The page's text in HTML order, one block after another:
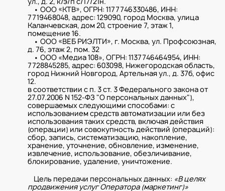
• ООО «КТВ», ОГРН: 1177746330486, ИНН:
7719468048, адрес: 129090, город Москва, улица
Каланчевская, дом 20, строение 7, этаж 1,
помещение 16.
• ООО «ВЕБ РИЭЛТИ», г. Москва, ул. Профсоюзная,
д. 76, этаж 2, пом. 32
• ООО «Медиа 108», ОГРН: 1137746464954, ИНН:
7728845285, адрес: 603098, Нижегородская область,
город Нижний Новгород, Артельная ул., д. 37б, офис
12.
в соответствии с п. 3 ст. 3 Федерального закона от
27.07.2006 N 152-ФЗ "О персональных данных"),
совершаемых следующими способами: с
использованием средств автоматизации или без
использования таких средств, включая действия
(операции) или совокупность действий (операций):
сбор, запись, систематизацию, накопление,
хранение, уточнение, обновление, изменение,
извлечение, использование, обезличивание,
блокирование, удаление, уничтожение.
Цель передачи персональных данных: «В целях
продвижения услуг Оператора (маркетинг)»